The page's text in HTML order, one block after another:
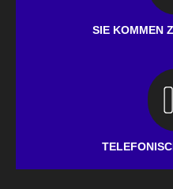
SIE KOMMEN